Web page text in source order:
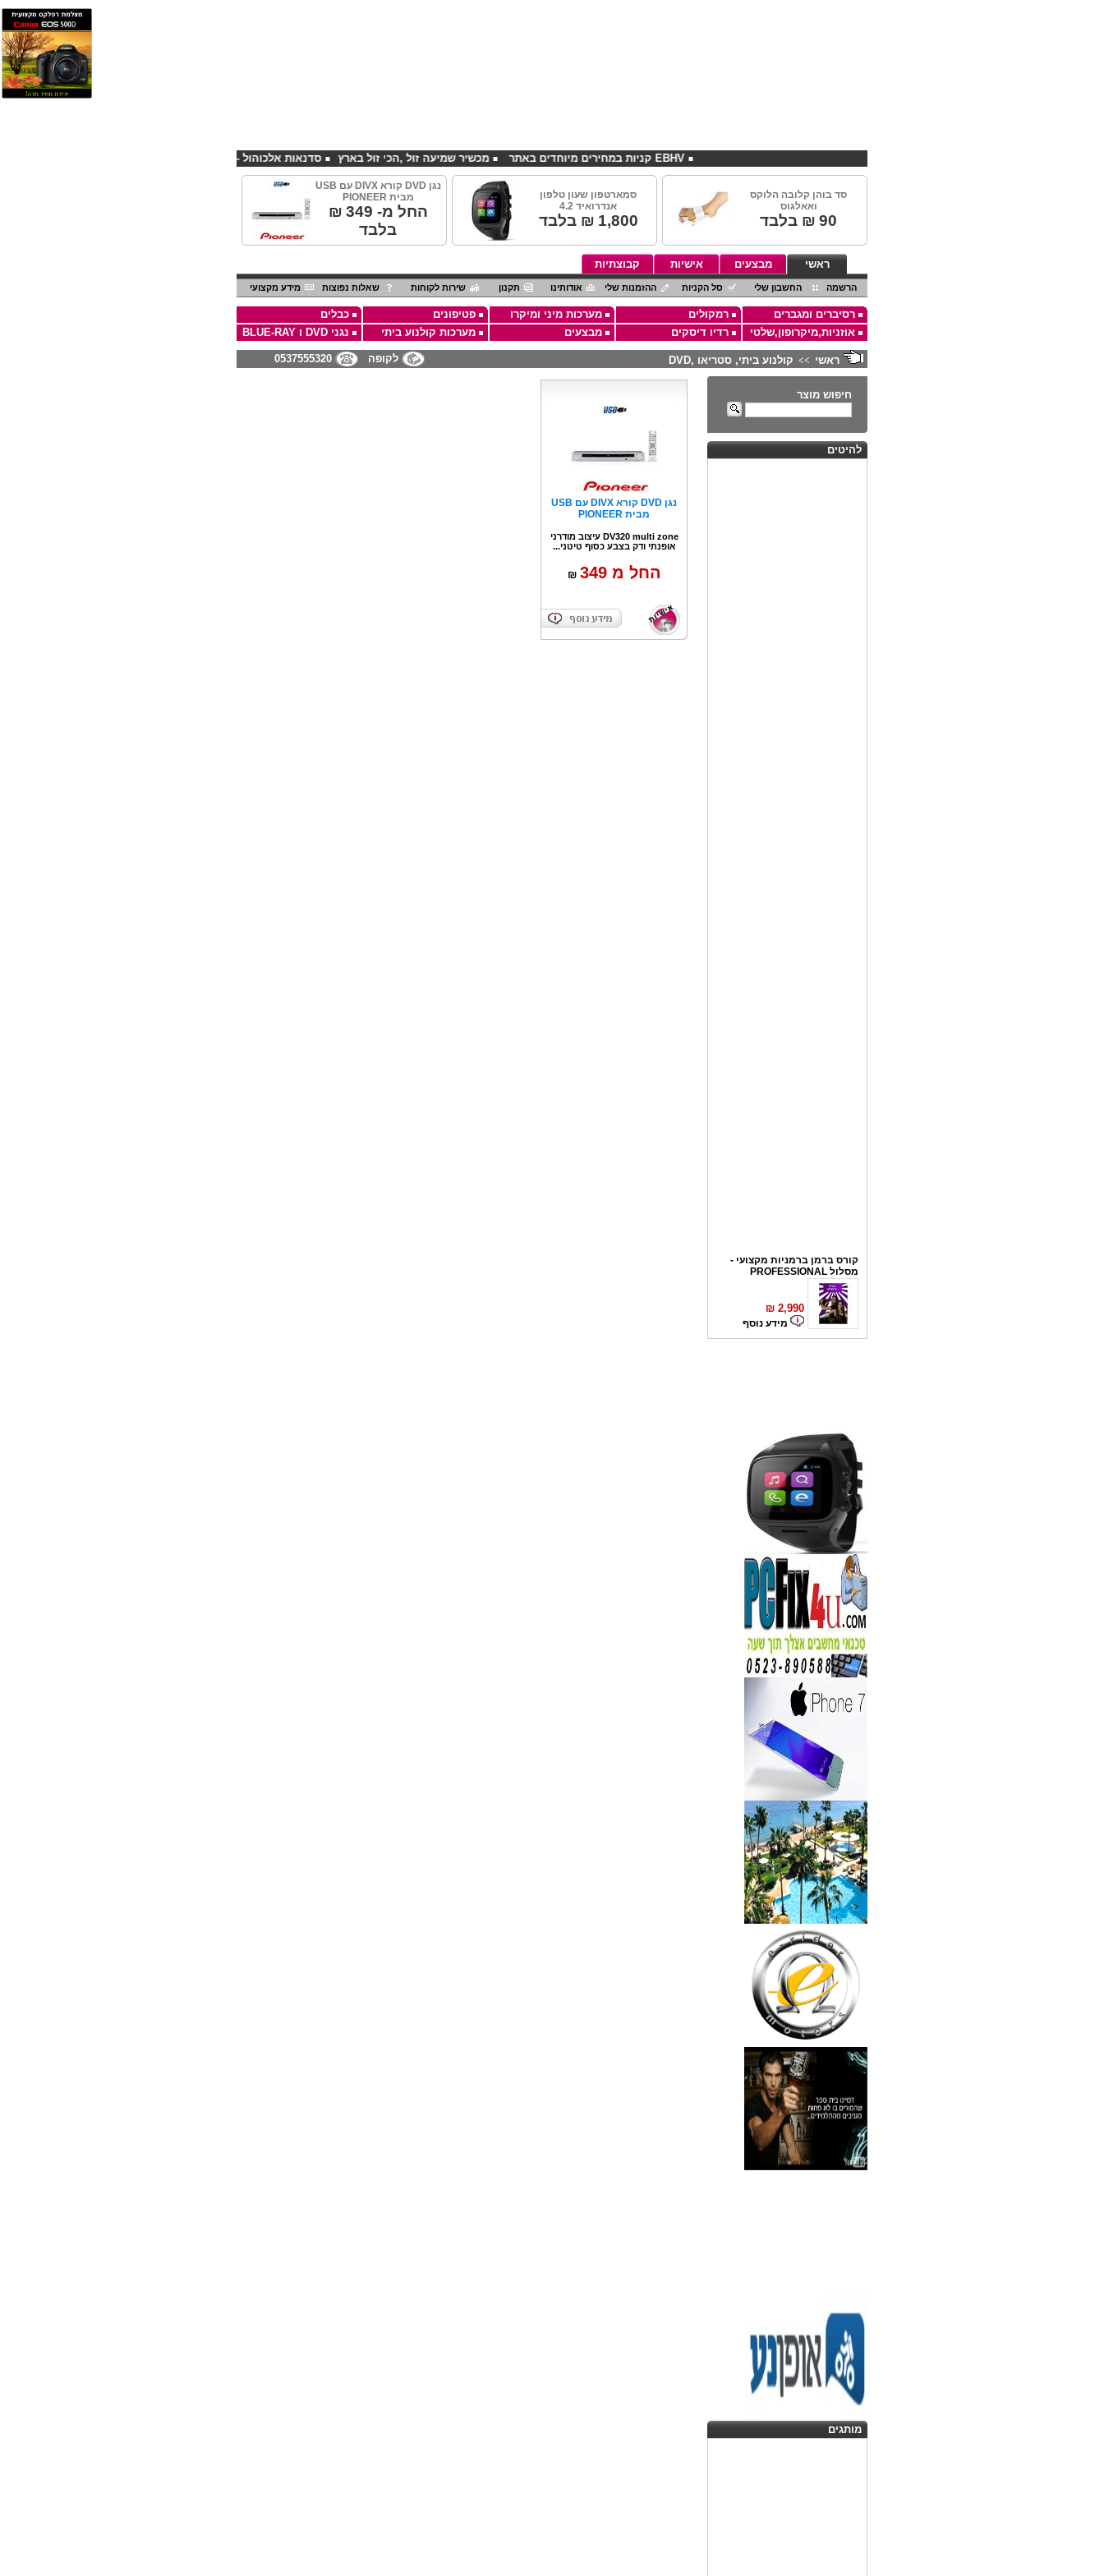
סדנאות אלכוהול - ערב גיבוש לחברות מכשיר שמיעה זול ,הכי זול בארץ EBHV קניות במחירים מיוחדים באתר
סד בוהן קלובה הלוקס
ואאלגוס
90 ₪ בלבד
סמארטפון שעון טלפון
אנדרואיד 4.2
1,800 ₪ בלבד
נגן DVD קורא DIVX עם USB
מבית PIONEER
החל מ- 349
₪
בלבד
ראשי מבצעים אישיות קבוצתיות
הרשמה החשבון שלי סל הקניות ההזמנות שלי אודותינו תקנון שירות לקוחות שאלות נפוצות מידע מקצועי
רסיברים ומגברים רמקולים מערכות מיני ומיקרו פטיפונים
כבלים
אוזניות,מיקרופון,שלטי
רדיו דיסקים מבצעים מערכות קולנוע ביתי נגני DVD ו BLUE-RAY
ראשי >> קולנוע ביתי, סטריאו ,DVD לקופה 0537555320
חיפוש מוצר
להיטים
מסלול PROFESSIONAL
2,990
מידע נוסף
לחברות
150
₪
מידע נוסף
נגן DVD קורא DIVX עם USB
מבית PIONEER
החל מ- 349 ₪
מידע נוסף
מברשות איפור מיקצועי למאפרים
349
₪
מידע נוסף
מעגל ריסים חשמלי
40
₪
מידע נוסף
מצלמות אינפרא
499
₪
מידע נוסף
18 מברשות למאפרים + נרתיק
ג'מס אדום מעור
720
₪
מידע נוסף
פינצטה לד מאירה
30
₪
מידע נוסף
איסי מיאקי לגבר L'eau D'issey
Pour Homme125ML by I
285
₪
מידע נוסף
מותגים
נגן DVD קורא DIVX עם USB
מבית PIONEER
DV320 multi zone עיצוב מודרני
אופנתי ודק בצבע כסוף טיטני...
החל מ 349 ₪